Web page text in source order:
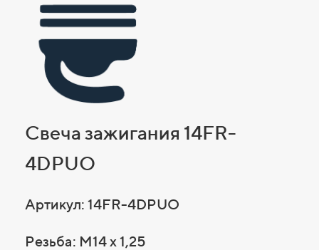
Свеча зажигания 14FR-
4DPUO
Артикул: 14FR-4DPUO
Резьба: M14 x 1,25